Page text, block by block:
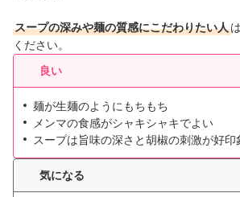
スープの深みや麺の質感にこだわりたい人
ください。
良い
麺が生麺のようにもちもち
メンマの食感がシャキシャキでよい
スープは旨味の深さと胡椒の刺激が好印
気になる